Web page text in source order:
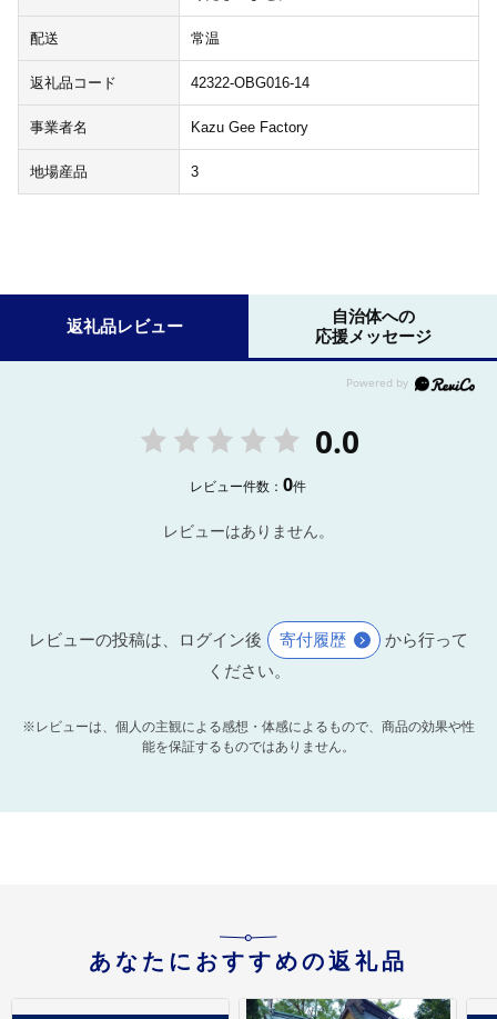
配送 常温
返礼品コード 42322-OBG016-14
事業者名 Kazu Gee Factory
地場産品 3
返礼品レビュー
自治体への
応援メッセージ
0.0
レビュー件数：0件
レビューはありません。
レビューの投稿は、ログイン後 寄付履歴
から行って
ください。
※レビューは、個人の主観による感想・体感によるもので、商品の効果や性
能を保証するものではありません。
あなたにおすすめの返礼品